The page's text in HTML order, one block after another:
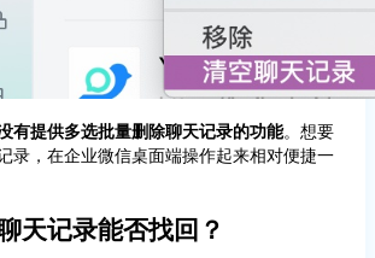
有提供多选批量删除聊天记录的功能。想要
录，在企业微信桌面端操作起来相对便捷一
天记录能否找回？